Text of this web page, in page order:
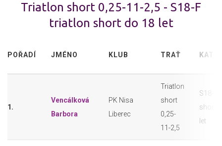
Triatlon short 0,25-11-2,5 - S18-F
triatlon short do 18 let
POŘADÍ JMÉNO KLUB TRAŤ
1.
Vencálková
Barbora
PK Nisa
Liberec
Triatlon
short
0,25-
11-2,5
S18-F
short
let